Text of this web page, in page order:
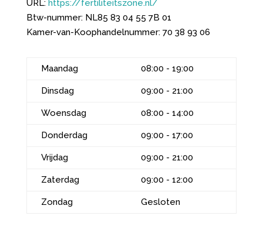
URL: https://fertiliteitszone.nl/
Btw-nummer: NL85 83 04 55 7B 01
Kamer-van-Koophandelnummer: 70 38 93 06
Maandag 08:00 - 19:00
Dinsdag 09:00 - 21:00
Woensdag 08:00 - 14:00
Donderdag 09:00 - 17:00
Vrijdag 09:00 - 21:00
Zaterdag 09:00 - 12:00
Zondag Gesloten